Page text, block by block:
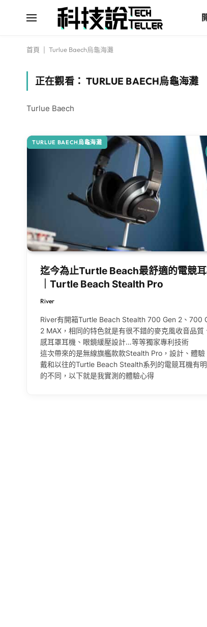
首頁 Turlue Baech烏龜海灘
正在觀看：TURLUE BAECH烏龜海灘
Turlue Baech
TURLUE BAECH烏龜海灘
迄今為止Turtle Beach最舒適的電競
｜Turtle Beach Stealth Pro
River
River有開箱Turtle Beach Stealth 700 Gen 2、700
2 MAX，相同的特色就是有很不錯的麥克風收音品質
感耳罩耳機、眼鏡緩壓設計…等等獨家專利技術
這次帶來的是無線旗艦款款Stealth Pro，設計、體驗
戴和以往的Turtle Beach Stealth系列的電競耳機有
的不同，以下就是我實測的體驗心得